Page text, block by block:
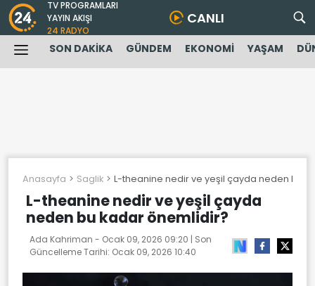
TV PROGRAMLARI
YAYIN AKIŞI
24 RADYO
CANLI
SON DAKİKA GÜNDEM EKONOMİ YAŞAM
Anasayfa Saglik L-theanine nedir ve yeşil çayda neden bu
L-theanine nedir ve yeşil çayda
neden bu kadar önemlidir?
Ada Kahriman - Ocak 09, 2026 09:20 | Son
Güncelleme Tarihi: Ocak 09, 2026 10:40